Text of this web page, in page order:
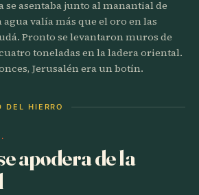
se asentaba junto al manantial de
valía más que el oro en las
Pronto se levantaron muros de
toneladas en la ladera oriental.
Jerusalén era un botín.
DEL HIERRO
apodera de la